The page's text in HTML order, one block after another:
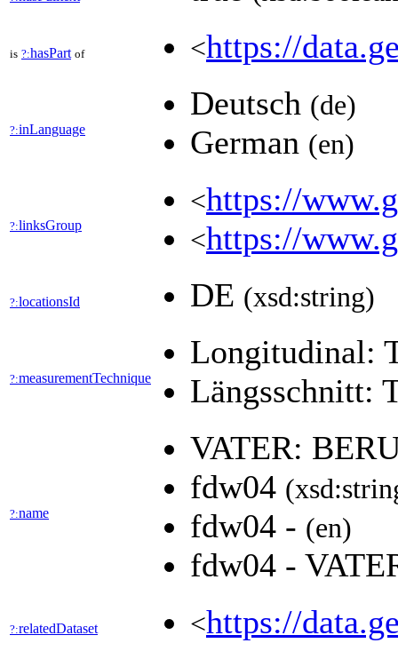
is ?:hasPart of <https://
?:inLanguage
Deutsch (de)
German (en)
?:linksGroup
<https://
<https://
?:locationsId DE (xsd:string)
?:measurementTechnique
Longitudinal:
Längsschnitt:
?:name
VATER:
fdw04
fdw04 - (en)
fdw04 -
?:relatedDataset <https://